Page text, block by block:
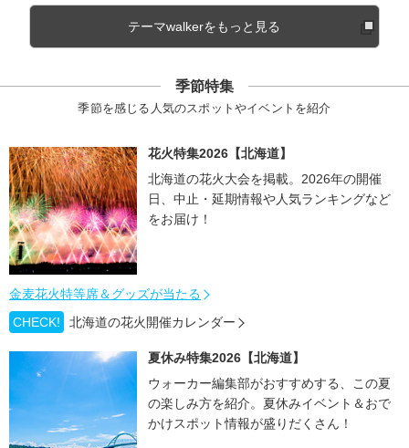
テーマwalkerをもっと見る
季節特集
季節を感じる人気のスポットやイベントを紹介
花火特集2026【北海道】
北海道の花火大会を掲載。2026年の開催
日、中止・延期情報や人気ランキングなど
をお届け！
金麦花火特等席＆グッズが当たる
CHECK!
北海道の花火開催カレンダー
夏休み特集2026【北海道】
ウォーカー編集部がおすすめする、この夏
の楽しみ方を紹介。夏休みイベント＆おで
かけスポット情報が盛りだくさん！